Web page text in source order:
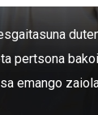
pertsona
emango